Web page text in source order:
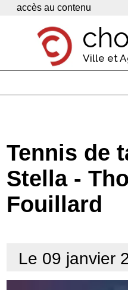
Panneau de gestion des cookies
accès au contenu
Ville et
Economie
Services
Contacts
Tennis de
Stella -
Fouillard
Le 09 janvier